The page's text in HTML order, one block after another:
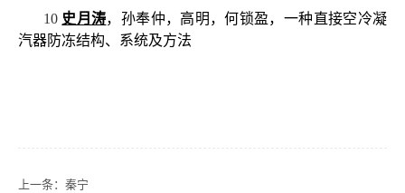
10 史月涛，孙奉仲，高明，何锁盈，一种直接空冷凝
汽器防冻结构、系统及方法
上一条： 秦宁